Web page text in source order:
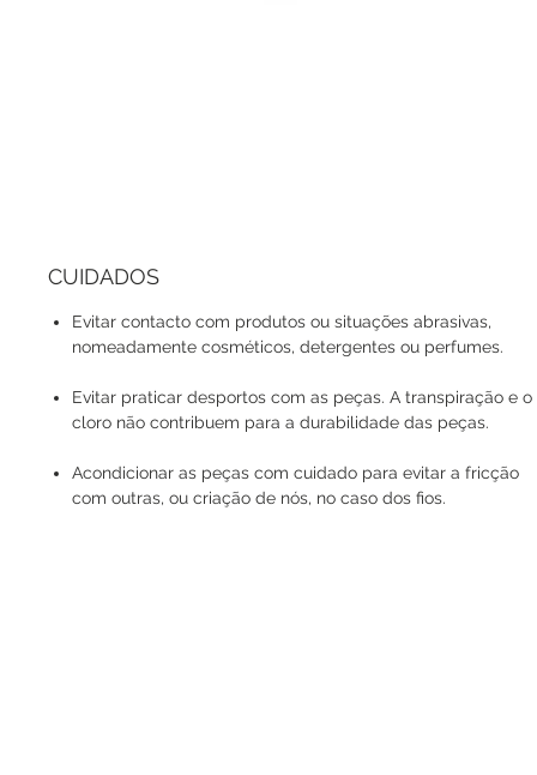
CUIDADOS
Evitar contacto com produtos ou situações abrasivas,
nomeadamente cosméticos, detergentes ou perfumes.
Evitar praticar desportos com as peças. A transpiração e o
cloro não contribuem para a durabilidade das peças.
Acondicionar as peças com cuidado para evitar a fricção
com outras, ou criação de nós, no caso dos fios.